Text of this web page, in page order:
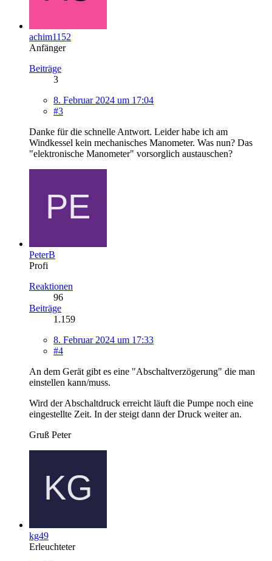
achim1152
Anfänger
Beiträge
3
8. Februar 2024 um 17:04
#3
Danke für die schnelle Antwort. Leider habe ich am
Windkessel kein mechanisches Manometer. Was nun? Das
"elektronische Manometer" vorsorglich austauschen?
PeterB
Profi
Reaktionen
96
Beiträge
1.159
8. Februar 2024 um 17:33
#4
An dem Gerät gibt es eine "Abschaltverzögerung" die man
einstellen kann/muss.
Wird der Abschaltdruck erreicht läuft die Pumpe noch eine
eingestellte Zeit. In der steigt dann der Druck weiter an.
Gruß Peter
kg49
Erleuchteter